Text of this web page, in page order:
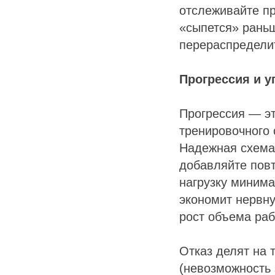
отслеживайте
«сыпется»
Прогрессия и
Прогрессия —
Надежная
добавляйте
нагрузку
экономит
рост объема
Отказ делят на